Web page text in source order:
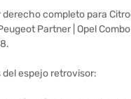
derecho completo para
Partner | Opel
del espejo retrovisor: